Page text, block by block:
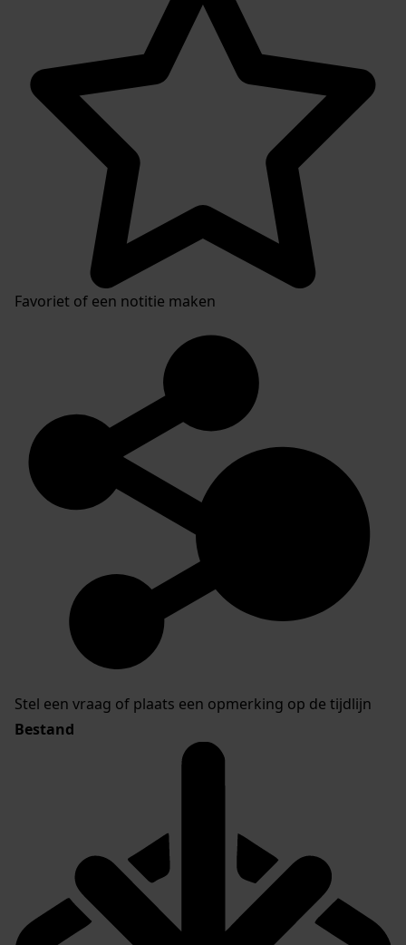
Favoriet of een notitie maken
Stel een vraag of plaats een opmerking op de tijdlijn
Bestand